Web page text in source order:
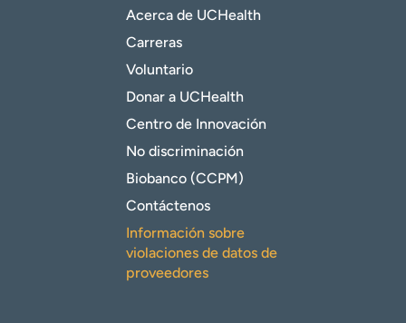
Acerca de UCHealth
Carreras
Voluntario
Donar a UCHealth
Centro de Innovación
No discriminación
Biobanco (CCPM)
Contáctenos
Información sobre
violaciones de datos de
proveedores